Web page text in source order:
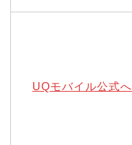
UQモバイル公式へ